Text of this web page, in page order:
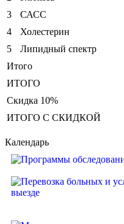
3
САСС
4
Холестерин
5
Липидный спектр
Итого
ИТОГО
Скидка 10%
ИТОГО С СКИДКОЙ
Календарь